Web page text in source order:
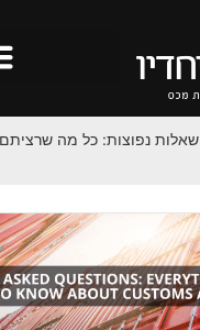
שאלות נפוצות: כל מה